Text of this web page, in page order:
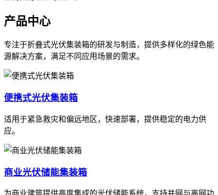
产品中心
专注于折叠式光伏集装箱的研发与制造，提供多样化的绿色能
源解决方案，满足不同应用场景的需求。
便携式光伏集装箱
适用于紧急救灾和偏远地区，快速部署，提供稳定的电力供
应。
商业光伏储能集装箱